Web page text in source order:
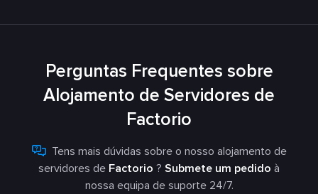
Perguntas Frequentes sobre
Alojamento de Servidores de
Factorio
Tens mais dúvidas sobre o nosso alojamento de
servidores de Factorio ? Submete um pedido à
nossa equipa de suporte 24/7.